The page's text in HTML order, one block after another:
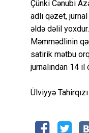
Çünki Cənubi
adlı qəzet,
əldə dəlil
Məmmədlinin
satirik mətbu
jurnalından 14
Ülviyyə Tahirqızı